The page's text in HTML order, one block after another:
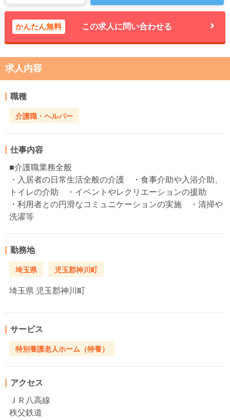
かんたん無料 この求人に問い合わせる
求人内容
職種
介護職・ヘルパー
仕事内容
■介護職業務全般
・入居者の日常生活全般の介護 ・食事介助や入浴介助、
トイレの介助 ・イベントやレクリエーションの援助
・利用者との円滑なコミュニケーションの実施 ・清掃や
洗濯等
勤務地
埼玉県 児玉郡神川町
埼玉県 児玉郡神川町
サービス
特別養護老人ホーム（特養）
アクセス
ＪＲ八高線
秩父鉄道